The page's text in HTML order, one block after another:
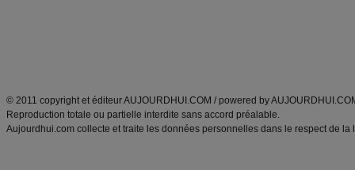
© 2011 copyright et éditeur AUJOURDHUI.COM / powered by
Reproduction totale ou partielle interdite sans accord préalable.
Aujourdhui.com collecte et traite les données personnelles dans le respect de